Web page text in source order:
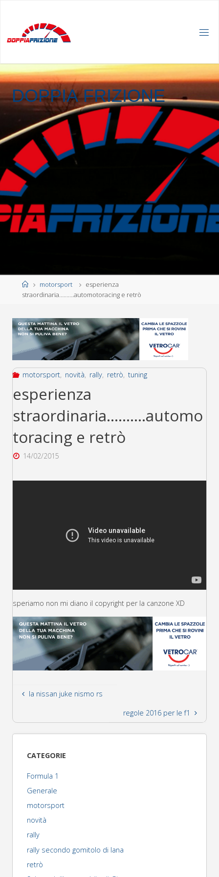
DOPPIA FRIZIONE
Homemotorsport
esperienza
straordinaria……….automotoracing e retrò
motorsport, novità, rally, retrò, tuning
esperienza
straordinaria……….automo
toracing e retrò
14/02/2015
speriamo non mi diano il copyright per la canzone XD
la nissan juke nismo rs
regole 2016 per le f1
CATEGORIE
Formula 1
Generale
motorsport
novità
rally
rally secondo gomitolo di lana
retrò